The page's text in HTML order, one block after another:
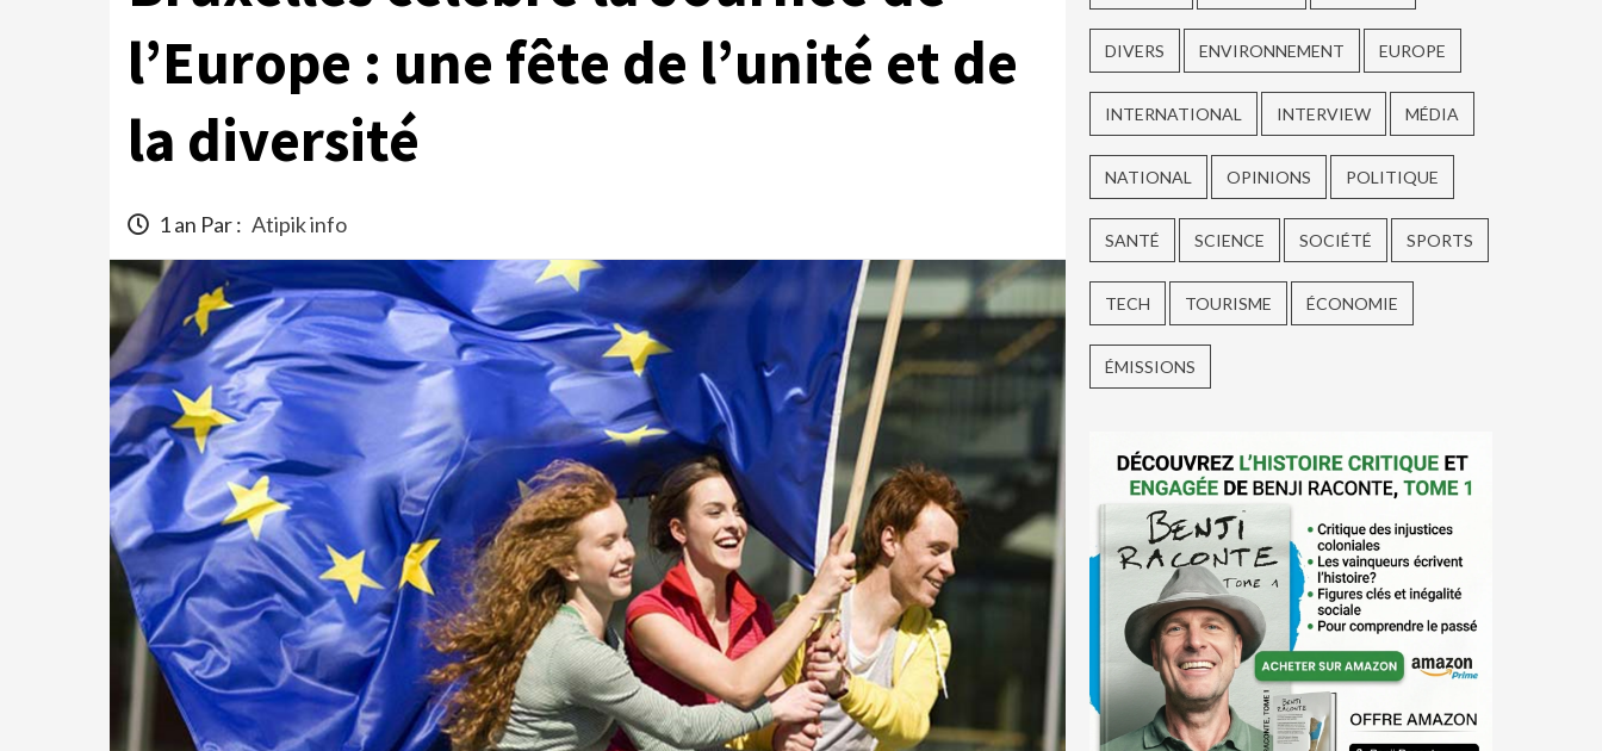
l’Europe : une fête de l’unité et de
la diversité
1 an Par : Atipik info
DIVERS ENVIRONNEMENT EUROPE
INTERNATIONAL INTERVIEW MÉDIA
NATIONAL OPINIONS POLITIQUE
SANTÉ SCIENCE SOCIÉTÉ SPORTS
TECH TOURISME ÉCONOMIE
ÉMISSIONS